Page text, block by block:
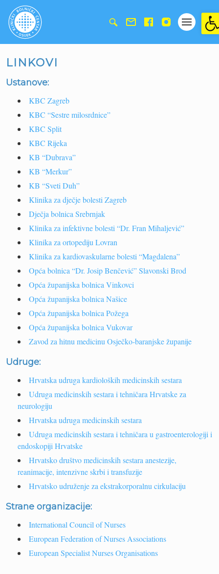
LINKOVI
Ustanove:
KBC Zagreb
KBC “Sestre milosrdnice”
KBC Split
KBC Rijeka
KB “Dubrava”
KB “Merkur”
KB “Sveti Duh”
Klinika za dječje bolesti Zagreb
Dječja bolnica Srebrnjak
Klinika za infektivne bolesti “Dr. Fran Mihaljević”
Klinika za ortopediju Lovran
Klinika za kardiovaskularne bolesti “Magdalena”
Opća bolnica “Dr. Josip Benčević” Slavonski Brod
Opća županijska bolnica Vinkovci
Opća županijska bolnica Našice
Opća županijska bolnica Požega
Opća županijska bolnica Vukovar
Zavod za hitnu medicinu Osječko-baranjske županije
Udruge:
Hrvatska udruga kardioloških medicinskih sestara
Udruga medicinskih sestara i tehničara Hrvatske za
neurologiju
Hrvatska udruga medicinskih sestara
Udruga medicinskih sestara i tehničara u gastroenterologiji i
endoskopiji Hrvatske
Hrvatsko društvo medicinskih sestara anestezije,
reanimacije, intenzivne skrbi i transfuzije
Hrvatsko udruženje za ekstrakorporalnu cirkulaciju
Strane organizacije:
International Council of Nurses
European Federation of Nurses Associations
European Specialist Nurses Organisations